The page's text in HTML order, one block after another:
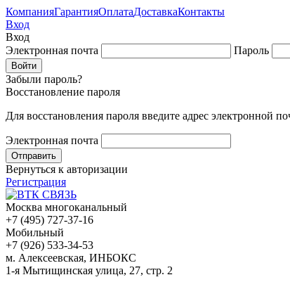
КомпанияГарантияОплатаДоставкаКонтакты
Вход
Вход
Электронная почта
Пароль
Забыли пароль?
Восстановление пароля
Для восстановления пароля введите адрес
Электронная почта
Вернуться к авторизации
Регистрация
Москва многоканальный
+7 (495) 727-37-16
Мобильный
+7 (926) 533-34-53
м. Алексеевская, ИНБОКС
1-я Мытищинская улица, 27, стр. 2